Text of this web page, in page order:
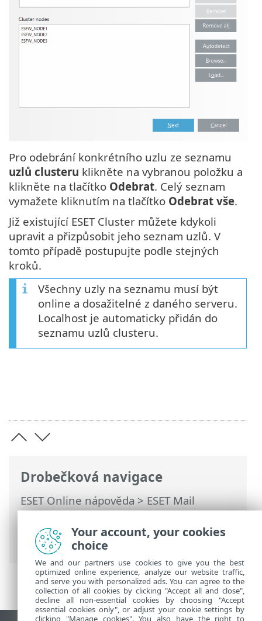
Drobečková navigace
ESET Online nápověda>ESET Mail
Security>Práce s ESET Mail Security>
Nastavení >Server>Cluster> Průvodce
clusterem – výběr uzlů
Pro odebrání konkrétního uzlu ze seznamu
uzlů clusteru klikněte na vybranou položku a
klikněte na tlačítko Odebrat. Celý seznam
vymažete kliknutím na tlačítko Odebrat vše.
Již existující ESET Cluster můžete kdykoli
upravit a přizpůsobit jeho seznam uzlů. V
tomto případě postupujte podle stejných
kroků.
Všechny uzly na seznamu musí být
online a dosažitelné z daného serveru.
Localhost je automaticky přidán do
seznamu uzlů clusteru.
Your account, your cookies
choice
We and our partners use cookies to give you the best
optimized online experience, analyze our website traffic,
and serve you with personalized ads. You can agree to the
collection of all cookies by clicking "Accept all and close",
decline all non-essential cookies by choosing "Accept
essential cookies only", or adjust your cookie settings by
clicking "Manage cookies". You also have the right to